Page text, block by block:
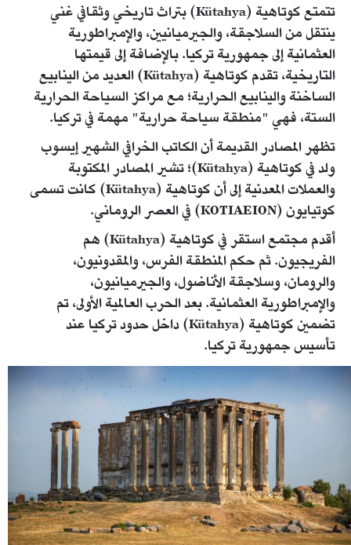
تتمتع كوتاهية (Kütahya) بتراث تاريخي وثقافي غني
ينتقل من السلاجقة، والجيرميانيين، والإمبراطورية
العثمانية إلى جمهورية تركيا. بالإضافة إلى قيمتها
التاريخية، تقدم كوتاهية (Kütahya) العديد من الينابيع
الساخنة والينابيع الحرارية؛ مع مراكز السياحة الحرارية
الستة، فهي "منطقة سياحة حرارية" مهمة في تركيا.
تظهر المصادر القديمة أن الكاتب الخرافي الشهير إيسوب
ولد في كوتاهية (Kütahya)؛ تشير المصادر المكتوبة
والعملات المعدنية إلى أن كوتاهية (Kütahya) كانت تسمى
كوتيايون (KOTIAEION) في العصر الروماني.
أقدم مجتمع استقر في كوتاهية (Kütahya) هم
الفريجيون. ثم حكم المنطقة الفرس، والمقدونيون،
والرومان، وسلاجقة الأناضول، والجيرميانيون،
والإمبراطورية العثمانية. بعد الحرب العالمية الأولى، تم
تضمين كوتاهية (Kütahya) داخل حدود تركيا عند
تأسيس جمهورية تركيا.
kutahya-53495.jpeg